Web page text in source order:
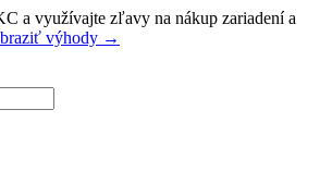
a využívajte zľavy na nákup zariadení a
výhody →